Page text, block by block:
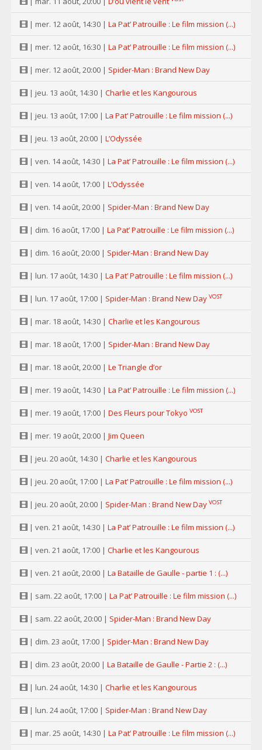
| mer. 12 août, 14:30 | La Pat’ Patrouille : Le film mission (...)
| mer. 12 août, 16:30 | La Pat’ Patrouille : Le film mission (...)
| mer. 12 août, 20:00 | Spider-Man : Brand New Day
| jeu. 13 août, 14:30 | Charlie et les Kangourous
| jeu. 13 août, 17:00 | La Pat’ Patrouille : Le film mission (...)
| jeu. 13 août, 20:00 | L’Odyssée
| ven. 14 août, 14:30 | La Pat’ Patrouille : Le film mission (...)
| ven. 14 août, 17:00 | L’Odyssée
| ven. 14 août, 20:00 | Spider-Man : Brand New Day
| dim. 16 août, 17:00 | La Pat’ Patrouille : Le film mission (...)
| dim. 16 août, 20:00 | Spider-Man : Brand New Day
| lun. 17 août, 14:30 | La Pat’ Patrouille : Le film mission (...)
| lun. 17 août, 17:00 | Spider-Man : Brand New Day VOST
| mar. 18 août, 14:30 | Charlie et les Kangourous
| mar. 18 août, 17:00 | Spider-Man : Brand New Day
| mar. 18 août, 20:00 | Le Triangle d’or
| mer. 19 août, 14:30 | La Pat’ Patrouille : Le film mission (...)
| mer. 19 août, 17:00 | Des Fleurs pour Tokyo VOST
| mer. 19 août, 20:00 | Jim Queen
| jeu. 20 août, 14:30 | Charlie et les Kangourous
| jeu. 20 août, 17:00 | La Pat’ Patrouille : Le film mission (...)
| jeu. 20 août, 20:00 | Spider-Man : Brand New Day VOST
| ven. 21 août, 14:30 | La Pat’ Patrouille : Le film mission (...)
| ven. 21 août, 17:00 | Charlie et les Kangourous
| ven. 21 août, 20:00 | La Bataille de Gaulle - partie 1 : (...)
| sam. 22 août, 17:00 | La Pat’ Patrouille : Le film mission (...)
| sam. 22 août, 20:00 | Spider-Man : Brand New Day
| dim. 23 août, 17:00 | Spider-Man : Brand New Day
| dim. 23 août, 20:00 | La Bataille de Gaulle - Partie 2 : (...)
| lun. 24 août, 14:30 | Charlie et les Kangourous
| lun. 24 août, 17:00 | Spider-Man : Brand New Day
| mar. 25 août, 14:30 | La Pat’ Patrouille : Le film mission (...)